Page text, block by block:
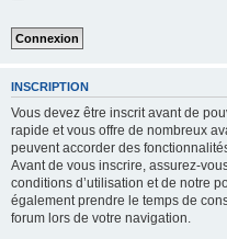
INSCRIPTION
Vous devez être inscrit avant de
rapide et vous offre de nombreux
peuvent accorder des
Avant de vous inscrire, assurez-
conditions d’utilisation et de notre
également prendre le temps de
forum lors de votre navigation.